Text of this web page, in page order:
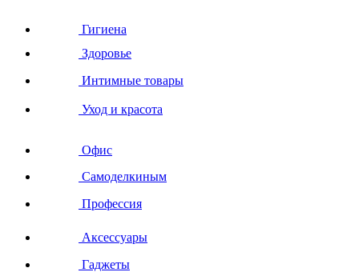
Гигиена
Здоровье
Интимные товары
Уход и красота
Офис
Самоделкиным
Профессия
Аксессуары
Гаджеты